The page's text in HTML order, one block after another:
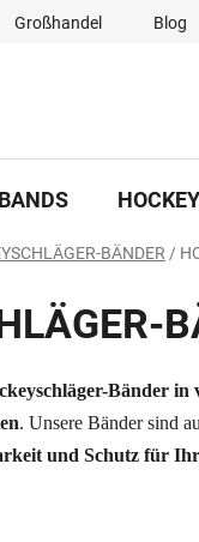
Großhandel Blog
BÄNDER /
Bänder in
. Unsere Bänder sind
und Schutz für